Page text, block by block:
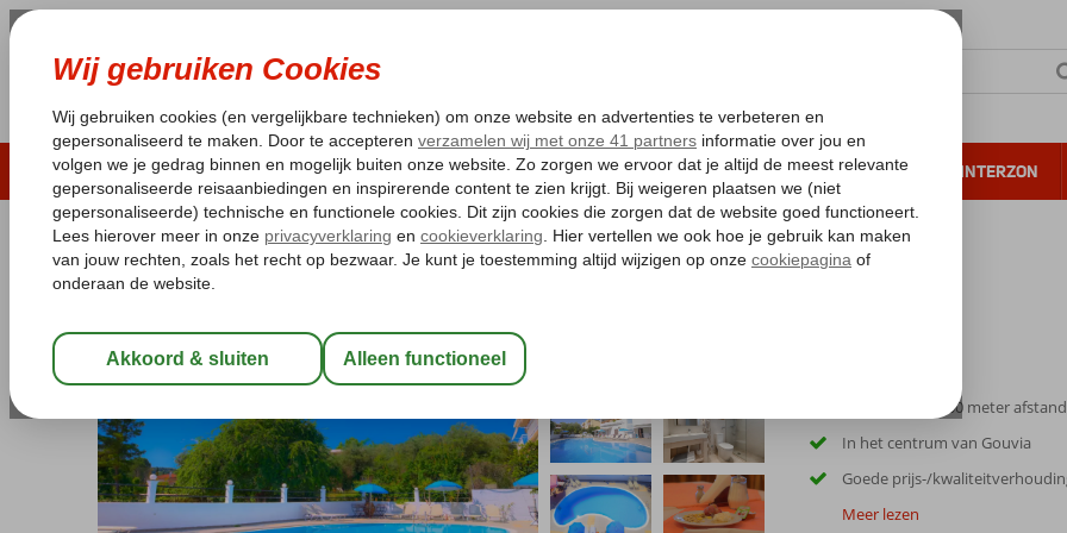
LAST MINUTE ZOMER 2026 ZONVAKANTIE VERRE REIZEN ALL INCLUSIVE WINTERZON
Pakketgarantie Laagsteprijsgarantie* Gratis annuleren*
Home
Griekenland Corfu
Louvre Hotel
Logies en ontbijt Hotel
Strand op ca. 100 meter afstand
In het centrum van Gouvia
Goede prijs-/
Meer lezen